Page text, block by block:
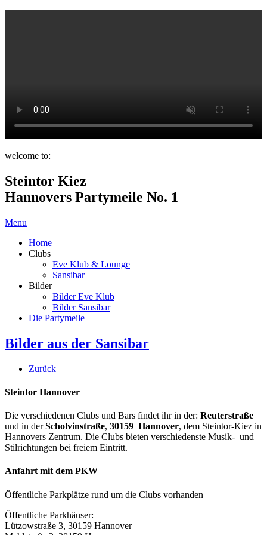
welcome to:
Steintor Kiez
Hannovers Partymeile No. 1
Menu
Home
Clubs
Eve Klub & Lounge
Sansibar
Bilder
Bilder Eve Klub
Bilder Sansibar
Die Partymeile
Bilder aus der Sansibar
Zurück
Steintor Hannover
Die verschiedenen Clubs und Bars findet ihr in der: Reuterstraße
und in derScholvinstraße, 30159 Hannover, dem Steintor-Kiez in
Hannovers Zentrum. Die Clubs bieten verschiedenste Musik- und
Stilrichtungen bei freiem Eintritt.
Anfahrt mit dem PKW
Öffentliche Parkplätze rund um die Clubs vorhanden
Öffentliche Parkhäuser:
Lützowstraße 3, 30159 Hannover